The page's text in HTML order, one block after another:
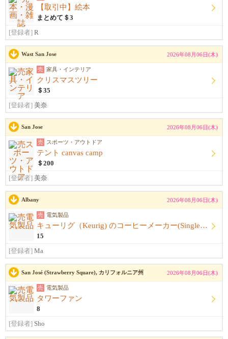
【取引中】絵本
まとめて＄3
[登録者] R
Wast San Jose 2026年08月06日(木)
売 家具・インテリア
クリスマスツリー
＄35
[登録者] 美奈
San Jose 2026年08月06日(木)
売 スポーツ・アウトドア
テント canvas camp
＄200
[登録者] 美奈
Albany 2026年08月06日(木)
売 電気製品
キューリグ（Keurig) のコーヒーメーカー(Single Serve Coffee) Maker
15
[登録者] Ma
San José (Strawberry Square), カリフォルニア州 2026年08月06日(木)
売 電気製品
タワーファン
8
[登録者] Sho